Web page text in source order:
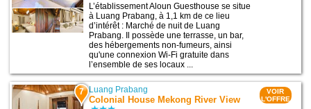
L’établissement Aloun Guesthouse se situe
à Luang Prabang, à 1,1 km de ce lieu
d’intérêt : Marché de nuit de Luang
Prabang. Il possède une terrasse, un bar,
des hébergements non-fumeurs, ainsi
qu'une connexion Wi-Fi gratuite dans
l’ensemble de ses locaux ...
7 Luang Prabang
Colonial House Mekong River View
VOIR
L'OFFRE